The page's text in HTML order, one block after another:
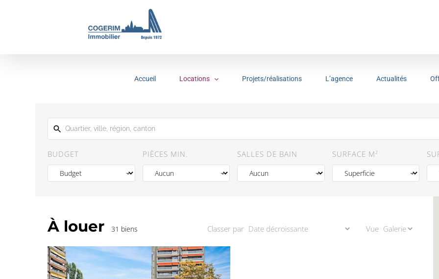
Accueil Locations Projets/réalisations L’agence Actualités
BUDGET PIÈCES MIN. SALLES DE BAIN SURFACE M2
À louer 31 biens Classer par Vue